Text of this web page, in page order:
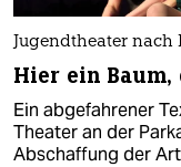
Jugendtheater nach
Hier ein
Ein abgefahrener
Theater an der
Abschaffung der